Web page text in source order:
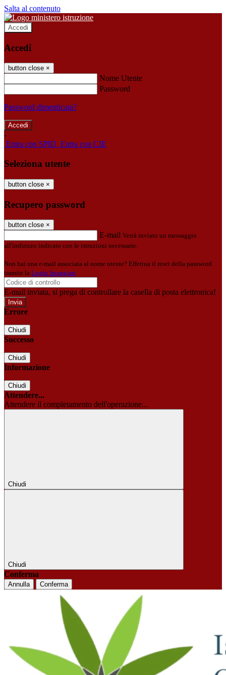
Salta al contenuto
Accedi
Accedi
button close ×
Nome Utente
Password
Password dimenticata?
-
Entra con SPID Entra con CIE
Seleziona utente
button close ×
Recupero password
button close ×
E-mail Verrà inviato un messaggio
all'indirizzo indicato con le istruzioni necessarie.
Non hai una e-mail associata al nome utente? Effettua il reset della password
tramite la Login Spaggiari
E-mail inviata, si prega di controllare la casella di posta elettronica!
Errore
Chiudi
Successo
Chiudi
Informazione
Chiudi
Attendere...
Attendere il completamento dell'operazione...
Chiudi
Chiudi
Conferma
Annulla Conferma